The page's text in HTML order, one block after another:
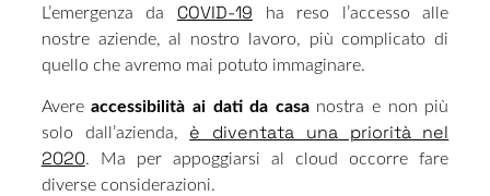
L’emergenza da COVID-19 ha reso l’accesso alle
nostre aziende, al nostro lavoro, più complicato di
quello che avremo mai potuto immaginare.
Avereaccessibilità ai dati da casanostra e non più
solo dall’azienda, è diventata una priorità nel
2020. Ma per appoggiarsi al cloud occorre fare
diverse considerazioni.